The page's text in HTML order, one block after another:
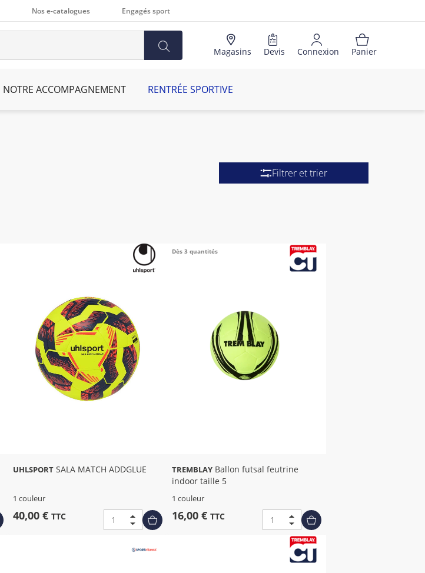
Nos e-catalogues Engagés sport
Magasins Devis Connexion Panier
NOTRE ACCOMPAGNEMENT RENTRÉE SPORTIVE
Filtrer et trier
UHLSPORT SALA MATCH ADDGLUE
1 couleur
40,00 € TTC
Dès 3 quantités
TREMBLAY
indoor taille 5
1 couleur
16,00 € TTC